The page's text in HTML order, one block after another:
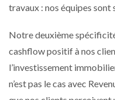
travaux : nos équipes sont
Notre deuxième
cashflow positif à nos
l’investissement
n’est pas le cas avec